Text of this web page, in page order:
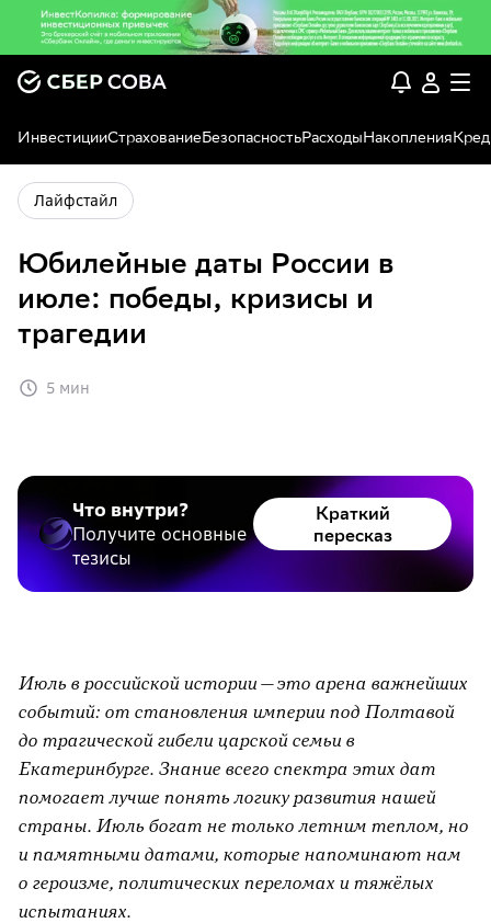
ИнвестицииСтрахованиеБезопасностьРасходыНакопления
Лайфстайл
Юбилейные даты России в
июле: победы, кризисы и
трагедии
5 мин
Что внутри?
Получите основные
тезисы
Краткий
пересказ
Июль в российской истории — это арена важнейших
событий: от становления империи под Полтавой
до трагической гибели царской семьи в
Екатеринбурге. Знание всего спектра этих дат
помогает лучше понять логику развития нашей
страны. Июль богат не только летним теплом, но
и памятными датами, которые напоминают нам
о героизме, политических переломах и тяжёлых
испытаниях.